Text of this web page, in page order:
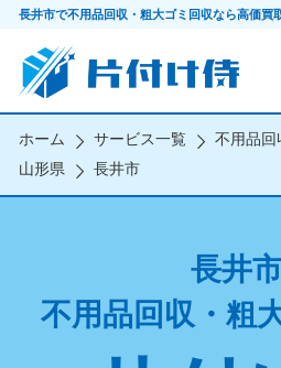
長井市で不用品回収・粗大ゴミ回収なら高価買
ホーム サービス一覧
不用品回
山形県
長井市
長井
不用品回収・粗